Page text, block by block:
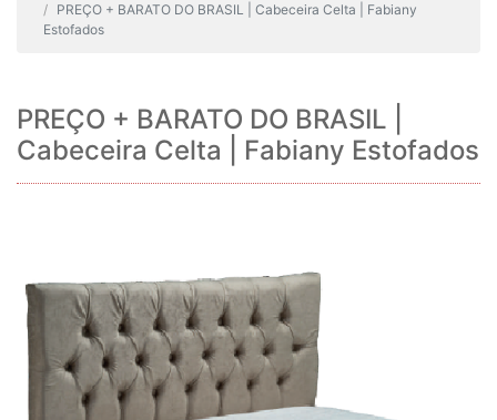
PREÇO + BARATO DO BRASIL | Cabeceira Celta | Fabiany
Estofados
PREÇO + BARATO DO BRASIL |
Cabeceira Celta | Fabiany Estofados